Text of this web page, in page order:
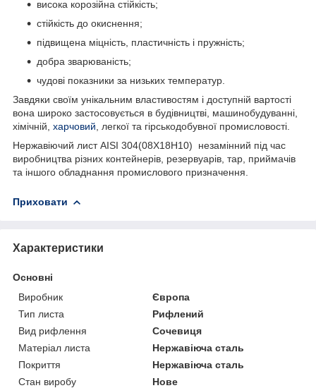
висока корозійна стійкість;
стійкість до окиснення;
підвищена міцність, пластичність і пружність;
добра зварюваність;
чудові показники за низьких температур.
Завдяки своїм унікальним властивостям і доступній вартості
вона широко застосовується в будівництві, машинобудуванні,
хімічній, харчовий , легкої та гірськодобувної промисловості.
Нержавіючий лист AISI 304(08Х18Н10) незамінний під час
виробництва різних контейнерів, резервуарів, тар, приймачів
та іншого обладнання промислового призначення.
Приховати
Характеристики
Основні
Виробник
Європа
Тип листа
Рифлений
Вид рифлення
Сочевиця
Матеріал листа
Нержавіюча сталь
Покриття
Нержавіюча сталь
Стан виробу
Нове